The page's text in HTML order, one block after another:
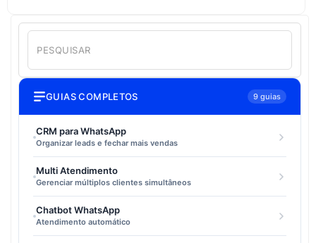
GUIAS COMPLETOS 9 guias
CRM para WhatsApp
Organizar leads e fechar mais vendas
Multi Atendimento
Gerenciar múltiplos clientes simultâneos
Chatbot WhatsApp
Atendimento automático